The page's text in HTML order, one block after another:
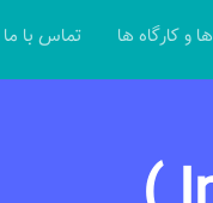
و کارگاه ها
تماس با ما